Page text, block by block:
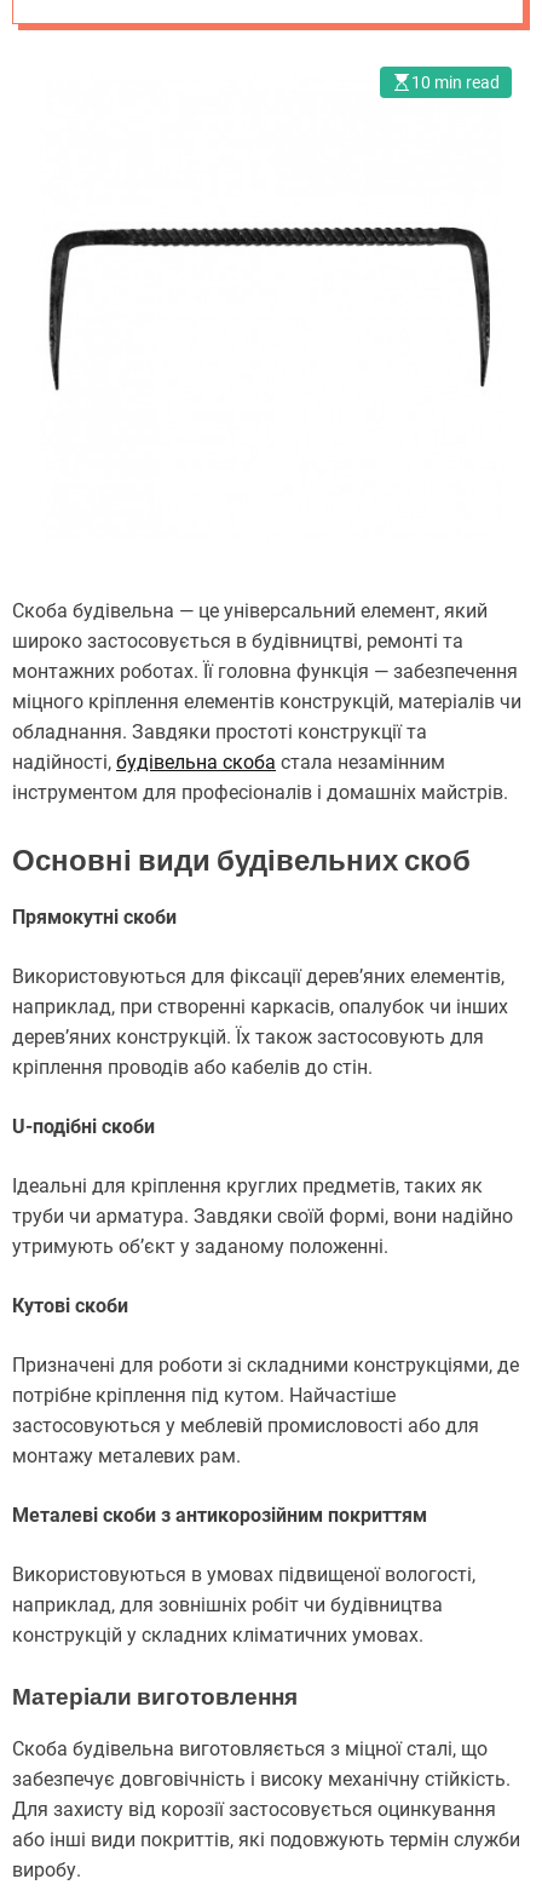
10 min read
Скоба будівельна — це універсальний елемент, який
широко застосовується в будівництві, ремонті та
монтажних роботах. Її головна функція — забезпечення
міцного кріплення елементів конструкцій, матеріалів чи
обладнання. Завдяки простоті конструкції та
надійності, будівельна скоба стала незамінним
інструментом для професіоналів і домашніх майстрів.
Основні види будівельних скоб
Прямокутні скоби
Використовуються для фіксації дерев’яних елементів,
наприклад, при створенні каркасів, опалубок чи інших
дерев’яних конструкцій. Їх також застосовують для
кріплення проводів або кабелів до стін.
U-подібні скоби
Ідеальні для кріплення круглих предметів, таких як
труби чи арматура. Завдяки своїй формі, вони надійно
утримують об’єкт у заданому положенні.
Кутові скоби
Призначені для роботи зі складними конструкціями, де
потрібне кріплення під кутом. Найчастіше
застосовуються у меблевій промисловості або для
монтажу металевих рам.
Металеві скоби з антикорозійним покриттям
Використовуються в умовах підвищеної вологості,
наприклад, для зовнішніх робіт чи будівництва
конструкцій у складних кліматичних умовах.
Матеріали виготовлення
Скоба будівельна виготовляється з міцної сталі, що
забезпечує довговічність і високу механічну стійкість.
Для захисту від корозії застосовується оцинкування
або інші види покриттів, які подовжують термін служби
виробу.